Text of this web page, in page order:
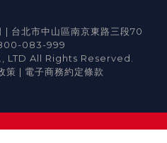
| 台北市中山區南京東路三段70
083-999
LTD All Rights Reserved.
策 | 電子商務約定條款